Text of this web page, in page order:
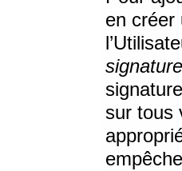
en créer
signature
sur tous